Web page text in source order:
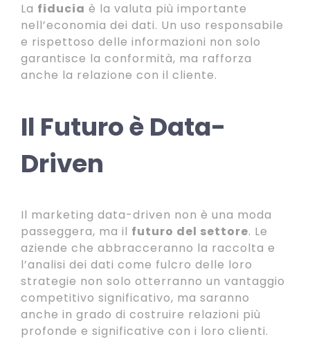
La fiducia è la valuta più importante
nell’economia dei dati. Un uso responsabile
e rispettoso delle informazioni non solo
garantisce la conformità, ma rafforza
anche la relazione con il cliente.
Il Futuro è Data-
Driven
Il marketing data-driven non è una moda
passeggera, ma il futuro del settore. Le
aziende che abbracceranno la raccolta e
l’analisi dei dati come fulcro delle loro
strategie non solo otterranno un vantaggio
competitivo significativo, ma saranno
anche in grado di costruire relazioni più
profonde e significative con i loro clienti.